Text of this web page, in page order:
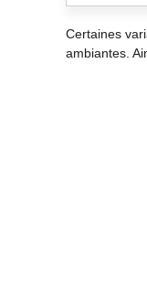
Certaines
ambiantes.